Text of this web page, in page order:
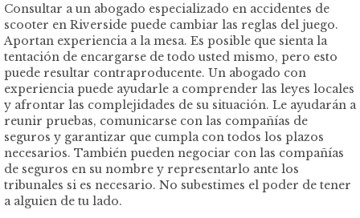
Consultar a un abogado especializado en accidentes de
scooter en Riverside puede cambiar las reglas del juego.
Aportan experiencia a la mesa. Es posible que sienta la
tentación de encargarse de todo usted mismo, pero esto
puede resultar contraproducente. Un abogado con
experiencia puede ayudarle a comprender las leyes locales
y afrontar las complejidades de su situación. Le ayudarán a
reunir pruebas, comunicarse con las compañías de
seguros y garantizar que cumpla con todos los plazos
necesarios. También pueden negociar con las compañías
de seguros en su nombre y representarlo ante los
tribunales si es necesario. No subestimes el poder de tener
a alguien de tu lado.